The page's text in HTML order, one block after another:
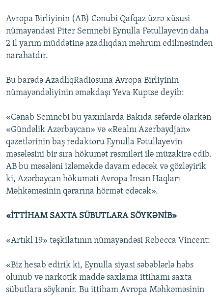
Avropa Birliyinin (AB) Cənubi Qafqaz üzrə xüsusi
nümayəndəsi Piter Semnebi Eynulla Fətullayevin daha
2 il yarım müddətinə azadlıqdan məhrum edilməsindən
narahatdır.
Bu barədə AzadlıqRadiosuna Avropa Birliyinin
nümayəndəliyinin əməkdaşı Yeva Kuptse deyib:
«Cənab Semnebi bu yaxınlarda Bakıda səfərdə olarkən
«Gündəlik Azərbaycan» və «Realnı Azerbaydjan»
qəzetlərinin baş redaktoru Eynulla Fətullayevin
məsələsini bir sıra hökumət rəsmiləri ilə müzakirə edib.
AB bu məsələni izləməkdə davam edəcək və gözləyirik
ki, Azərbaycan hökuməti Avropa İnsan Haqları
Məhkəməsinin qərarına hörmət edəcək».
«İTTİHAM SAXTA SÜBUTLARA SÖYKƏNİB»
«Artıkl 19» təşkilatının nümayəndəsi Rebecca Vincent:
«Biz hesab edirik ki, Eynulla siyasi səbəblərlə həbs
olunub və narkotik maddə saxlama ittihamı saxta
sübutlara söykənir. Bu ittiham Avropa Məhkəməsinin